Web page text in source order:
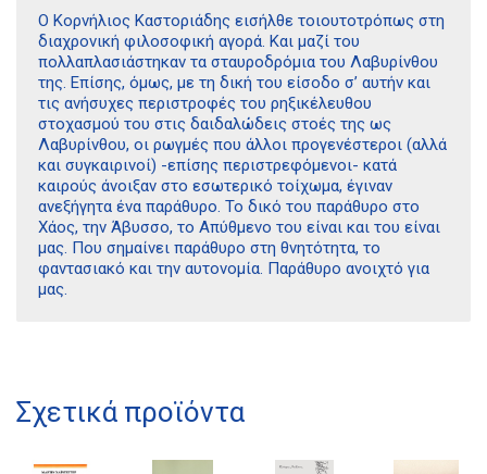
Ο Κορνήλιος Καστοριάδης εισήλθε τοιουτοτρόπως στη
διαχρονική φιλοσοφική αγορά. Και μαζί του
πολλαπλασιάστηκαν τα σταυροδρόμια του Λαβυρίνθου
της. Επίσης, όμως, με τη δική του είσοδο σ’ αυτήν και
τις ανήσυχες περιστροφές του ρηξικέλευθου
στοχασμού του στις δαιδαλώδεις στοές της ως
Λαβυρίνθου, οι ρωγμές που άλλοι προγενέστεροι (αλλά
και συγκαιρινοί) -επίσης περιστρεφόμενοι- κατά
καιρούς άνοιξαν στο εσωτερικό τοίχωμα, έγιναν
ανεξήγητα ένα παράθυρο. Το δικό του παράθυρο στο
Χάος, την Άβυσσο, το Απύθμενο του είναι και του είναι
μας. Που σημαίνει παράθυρο στη θνητότητα, το
φαντασιακό και την αυτονομία. Παράθυρο ανοιχτό για
μας.
Σχετικά προϊόντα